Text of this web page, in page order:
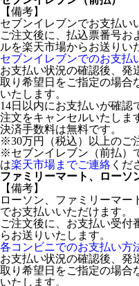
【備考】
セブンイレブンでお支払い
ご注文後に、払込票番号お
ルを楽天市場からお送りい
セブンイレブンでのお支払
お支払い状況の確認後、発
取り希望日をご指定の場合
いたします。
14日以内にお支払いが確認
注文をキャンセルいたしま
決済手数料は無料です。
※30万円（税込）以上のご
※セブンイレブン（前払）
は楽天市場までご連絡 くだ
ファミリーマート、ローソ
【備考】
ローソン、ファミリーマー
でお支払いいただけます。
ご注文後に、お支払い受付
らお送りいたします。
各コンビニでのお支払い方
お支払い状況の確認後、発
取り希望日をご指定の場合
いたします。